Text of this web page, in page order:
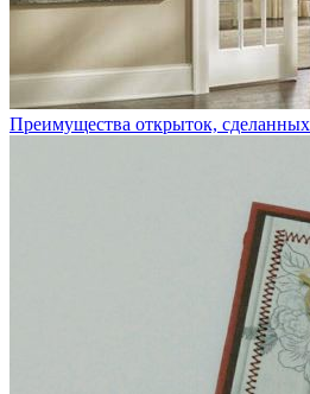
Преимущества открыток,